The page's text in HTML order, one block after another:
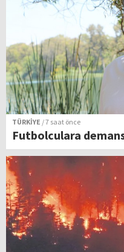
TÜRKİYE / 7 saat önce
Futbolculara demans